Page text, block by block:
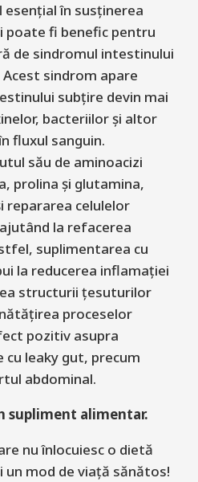
esențial în susținerea
poate fi benefic pentru
de sindromul intestinului
sindrom apare
subțire devin mai
bacteriilor și altor
fluxul sanguin.
său de aminoacizi
prolina și glutamina,
repararea celulelor
la refacerea
suplimentarea cu
la reducerea inflamației
structurii țesuturilor
proceselor
pozitiv asupra
leaky gut, precum
abdominal.
supliment alimentar.
nu înlocuiesc o dietă
un mod de viață sănătos!